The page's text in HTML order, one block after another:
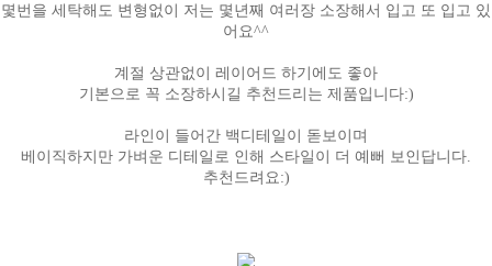
몇번을 세탁해도 변형없이 저는 몇년째 여러장 소장해서 입고 또 입고 있
어요^^
계절 상관없이 레이어드 하기에도 좋아
기본으로 꼭 소장하시길 추천드리는 제품입니다:)
라인이 들어간 백디테일이 돋보이며
베이직하지만 가벼운 디테일로 인해 스타일이 더 예뻐 보인답니다.
추천드려요:)